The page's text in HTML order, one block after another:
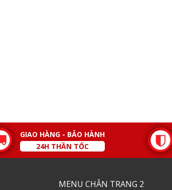
GIAO HÀNG - BẢO HÀNH
24H THẦN TỐC
MENU CHÂN TRANG 2